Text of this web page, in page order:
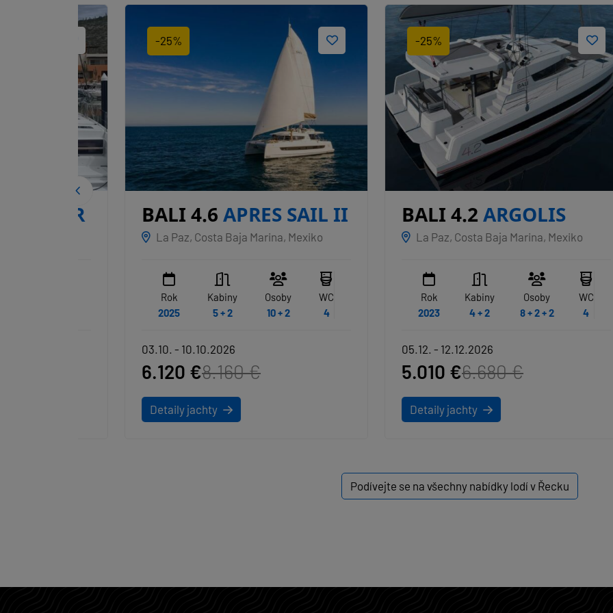
BALI 4.6APRES SAIL II
La Paz, Costa Baja Marina, Mexiko
Kabiny
5 + 2
Osoby
10 + 2
WC
4
03.10. - 10.10.2026
6.120 €8.160 €
Detaily jachty
-25%
BALI 4.2ARGOLIS
La Paz, Costa Baja Marina, Mexiko
Kabiny
4 + 2
Osoby
8 + 2 + 2
WC
4
05.12. - 12.12.2026
5.010 €6.680 €
Detaily jachty
Podívejte se na všechny nabídky lodí v Řecku